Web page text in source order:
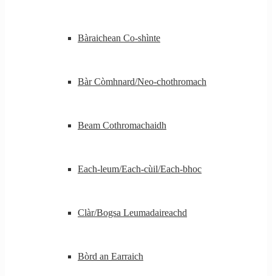
Bàraichean Co-shìnte
Bàr Còmhnard/Neo-chothromach
Beam Cothromachaidh
Each-leum/Each-cùil/Each-bhoc
Clàr/Bogsa Leumadaireachd
Bòrd an Earraich